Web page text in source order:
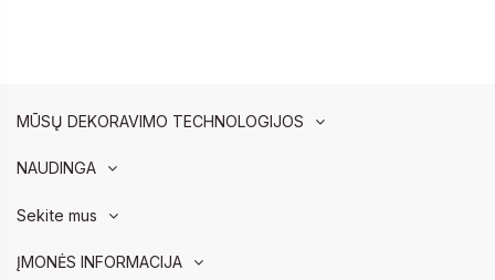
MŪSŲ DEKORAVIMO TECHNOLOGIJOS
NAUDINGA
Sekite mus
ĮMONĖS INFORMACIJA